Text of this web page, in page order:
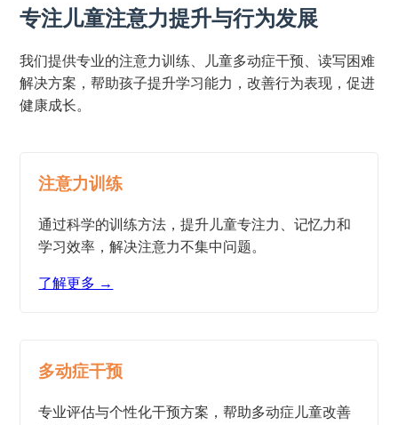
专注儿童注意力提升与行为发展
我们提供专业的注意力训练、儿童多动症干预、读写困难
解决方案，帮助孩子提升学习能力，改善行为表现，促进
健康成长。
注意力训练
通过科学的训练方法，提升儿童专注力、记忆力和
学习效率，解决注意力不集中问题。
了解更多 →
多动症干预
专业评估与个性化干预方案，帮助多动症儿童改善